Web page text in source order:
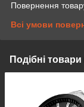
Повернення
Всі умови
Подібні товари